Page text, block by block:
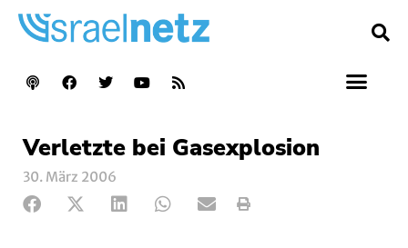
Verletzte bei Gasexplosion
30. März 2006